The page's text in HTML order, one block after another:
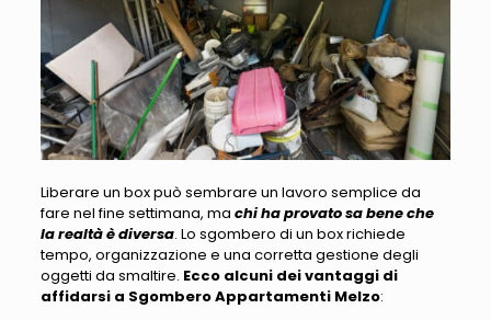
Liberare un box può sembrare un lavoro semplice da
fare nel fine settimana, ma chi ha provato sa bene che
la realtà è diversa. Lo sgombero di un boxrichiede
tempo, organizzazione e una corretta gestione degli
oggetti da smaltire. Ecco alcuni dei vantaggi di
affidarsi a Sgombero Appartamenti Melzo: